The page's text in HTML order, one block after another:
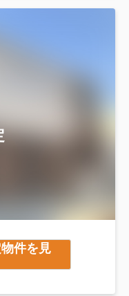
件を見